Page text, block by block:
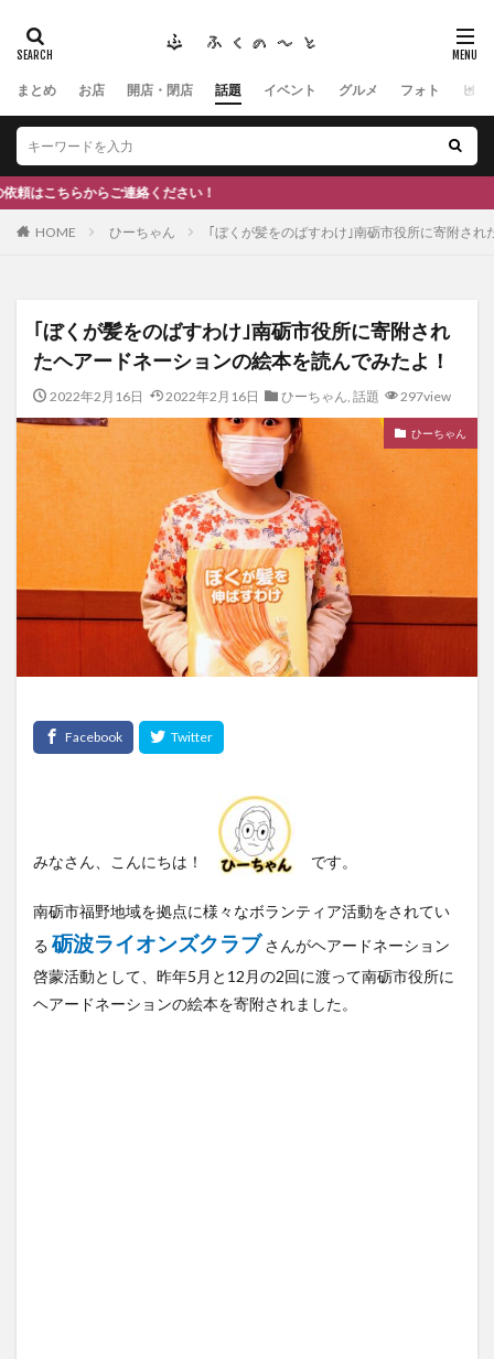
まとめ お店 開店・閉店 話題 イベント グルメ フォト ヒト
さい！
HOME ひーちゃん ｢ぼくが髪をのばすわけ｣南砺市役所に寄附さ
｢ぼくが髪をのばすわけ｣南砺市役所に寄附され
たヘアードネーションの絵本を読んでみたよ！
2022年2月16日 2022年2月16日 ひーちゃん, 話題 297view
ひーちゃん
みなさん、こんにちは！ です。
南砺市福野地域を拠点に様々なボランティア活動をされてい
る砺波ライオンズクラブ さんがヘアードネーション
啓蒙活動として、昨年5月と12月の2回に渡って南砺市役所に
ヘアードネーションの絵本を寄附されました。
タグ
#ふくの里 南砺 福野 福光
神社
南砺市、蕎麦
スキー場
#イタリアン
ひーちゃん
IOXアローザ #居酒屋
#富山
検索